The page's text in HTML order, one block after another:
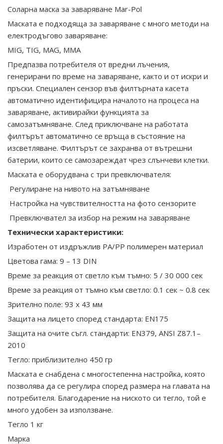
Соларна маска за заваряване Mar-Pol
Маската е подходяща за заваряване с много методи на
електродъгово заваряване:
MIG, TIG, MAG, MMA
Предпазва потребителя от вредни лъчения,
генерирани по време на заваряване, както и от искри и
пръски. Специален сензор във филтърната касета
автоматично идентифицира началото на процеса на
заваряване, активирайки функцията за
самозатъмняване. След приключване на работата
филтърът автоматично се връща в състояние на
изсветляване. Филтърът се захранва от вътрешни
батерии, които се самозареждат чрез слънчеви клетки.
Маската е оборудвана с три превключвателя:
Регулиране на нивото на затъмняване
Настройка на чувствителността на фото сензорите
Превключвател за избор на режим на заваряване
Технически характеристики:
Изработен от издръжлив PA/PP полимерен материал
Цветова гама: 9 – 13 DIN
Време за реакция от светло към тъмно: 5 / 30 000 сек
Време за реакция от тъмно към светло: 0.1 сек ~ 0.8 сек
Зрително поле: 93 х 43 мм
Защита на лицето според стандарта: EN175
Защита на очите съгл. стандарти: EN379, ANSI Z87.1–
2010
Тегло: приблизително 450 гр
Маската е снабдена с многостепенна настройка, която
позволява да се регулира според размера на главата на
потребителя. Благодарение на ниското си тегло, той е
много удобен за използване.
Тегло 1 кг
Марка